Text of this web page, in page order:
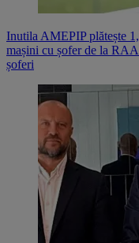
Inutila AMEPIP plătește
mașini cu șofer de la
șoferi